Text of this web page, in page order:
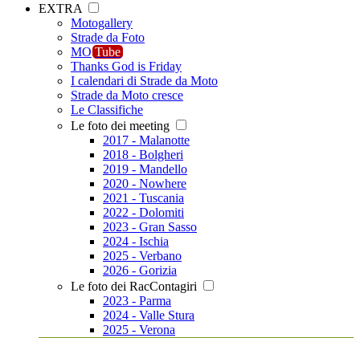
EXTRA
Motogallery
Strade da Foto
MO Tube
Thanks God is Friday
I calendari di Strade da Moto
Strade da Moto cresce
Le Classifiche
Le foto dei meeting
2017 - Malanotte
2018 - Bolgheri
2019 - Mandello
2020 - Nowhere
2021 - Tuscania
2022 - Dolomiti
2023 - Gran Sasso
2024 - Ischia
2025 - Verbano
2026 - Gorizia
Le foto dei RacContagiri
2023 - Parma
2024 - Valle Stura
2025 - Verona